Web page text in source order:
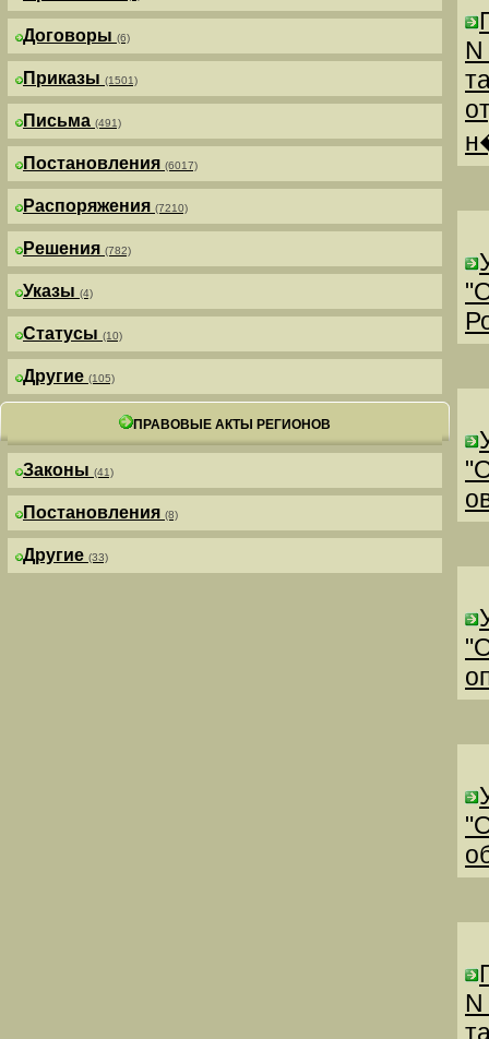
Договоры (6)
Приказы (1501)
Письма (491)
Постановления (6017)
Распоряжения (7210)
Решения (782)
Указы (4)
Статусы (10)
Другие (105)
ПРАВОВЫЕ АКТЫ РЕГИОНОВ
Законы (41)
Постановления (8)
Другие (33)